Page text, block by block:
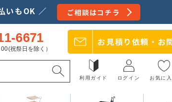
いもOK ／ ご相談はコチラ
6671
祝祭日を除く）
お見積り依頼・ お
利用ガイド ログイン お気に入